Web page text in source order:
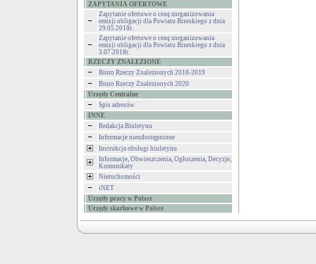
ZAPYTANIA OFERTOWE
Zapytanie ofertowe o cenę zorganizowania
emisji obligacji dla Powiatu Brzeskiego z dnia
29.05.2018r.
Zapytanie ofertowe o cenę zorganizowania
emisji obligacji dla Powiatu Brzeskiego z dnia
3.07.2018r.
RZECZY ZNALEZIONE
Biuro Rzeczy Znalezionych 2018-2019
Biuro Rzeczy Znalezionych 2020
Urzędy Centralne
Spis adresów
INNE
Redakcja Biuletynu
Informacje nieudostępnione
Instrukcja obsługi biuletynu
Informacje, Obwieszczenia, Ogłoszenia, Decyzje,
Komunikaty
Nieruchomości
iNET
Urzędy pracy w Polsce
Urzędy skarbowe w Polsce